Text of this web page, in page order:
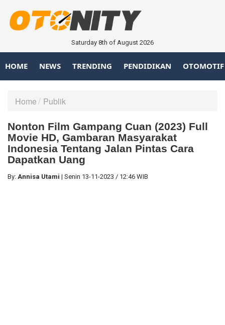
Saturday 8th of August 2026
HOME NEWS TRENDING PENDIDIKAN OTOMOTIF
Home Publik
Nonton Film Gampang Cuan (2023) Full
Movie HD, Gambaran Masyarakat
Indonesia Tentang Jalan Pintas Cara
Dapatkan Uang
By: Annisa Utami | Senin 13-11-2023 / 12:46 WIB